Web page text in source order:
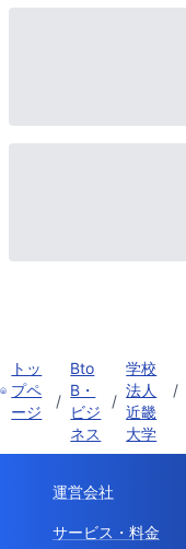
トッ
プペ
ージ
/
Bto
B・
ビジ
ネス
/
学校
法人
近畿
大学
/
運営会社
サービス・料金